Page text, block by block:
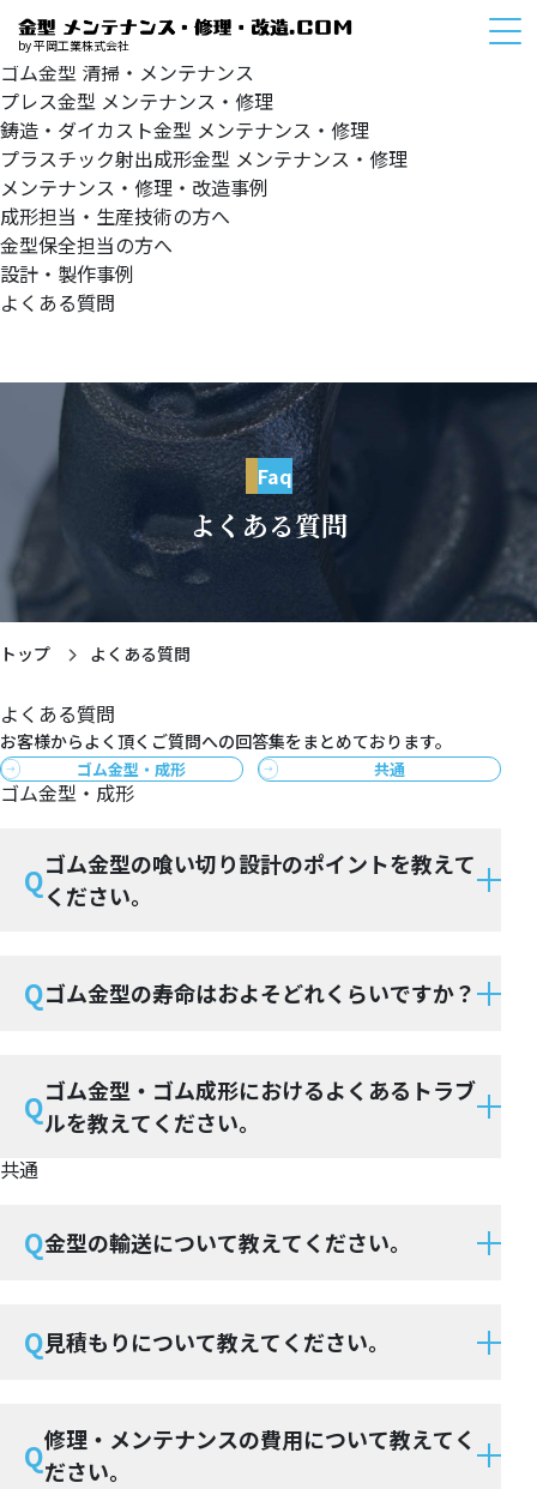
by 平岡工業株式会社
HOME
サービスメニュー
ゴム金型 清掃・メンテナンス
プレス金型 メンテナンス・修理
鋳造・ダイカスト金型 メンテナンス・修理
プラスチック射出成形金型 メンテナンス・修理
メンテナンス・修理・改造事例
成形担当・生産技術の方へ
金型保全担当の方へ
設計・製作事例
よくある質問
Faq
よくある質問
トップ よくある質問
よくある質問
お客様からよく頂くご質問への回答集をまとめております。
ゴム金型・成形 共通
ゴム金型・成形
Qゴム金型の喰い切り設計のポイントを教えて
ください。
Qゴム金型の寿命はおよそどれくらいですか？
Qゴム金型・ゴム成形におけるよくあるトラブ
ルを教えてください。
共通
Q金型の輸送について教えてください。
Q見積もりについて教えてください。
Q修理・メンテナンスの費用について教えてく
ださい。